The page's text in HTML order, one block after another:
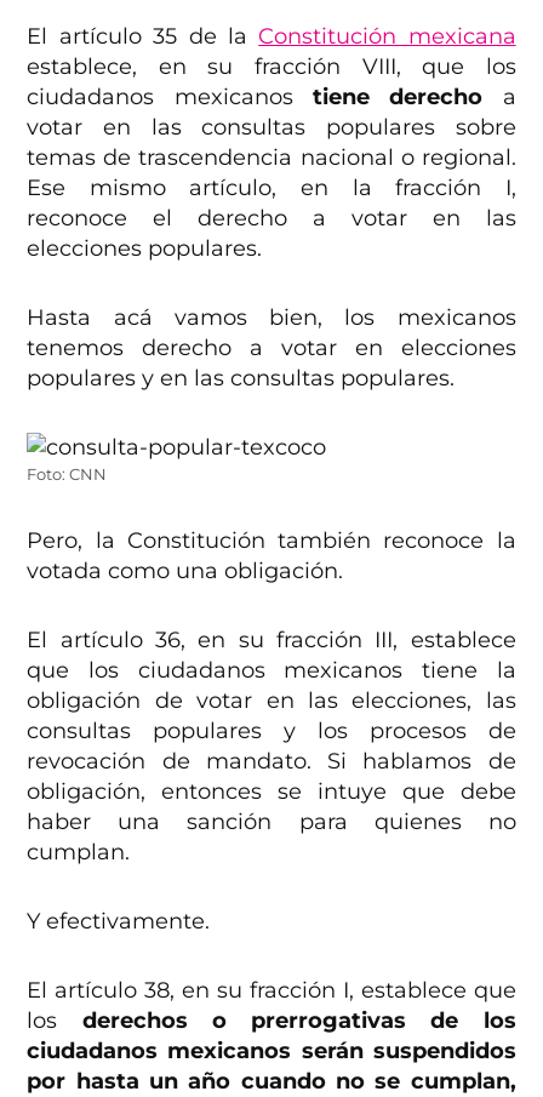
El artículo 35 de la Constitución mexicana
establece, en su fracción VIII, que los
ciudadanos mexicanos tiene derecho a
votar en las consultas populares sobre
temas de trascendencia nacional o regional.
Ese mismo artículo, en la fracción I,
reconoce el derecho a votar en las
elecciones populares.
Hasta acá vamos bien, los mexicanos
tenemos derecho a votar en elecciones
populares y en las consultas populares.
Foto: CNN
Pero, la Constitución también reconoce la
votada como una obligación.
El artículo 36, en su fracción III, establece
que los ciudadanos mexicanos tiene la
obligación de votar en las elecciones, las
consultas populares y los procesos de
revocación de mandato. Si hablamos de
obligación, entonces se intuye que debe
haber una sanción para quienes no
cumplan.
Y efectivamente.
El artículo 38, en su fracción I, establece que
los derechos o prerrogativas de los
ciudadanos mexicanos serán suspendidos
por hasta un año cuando no se cumplan,